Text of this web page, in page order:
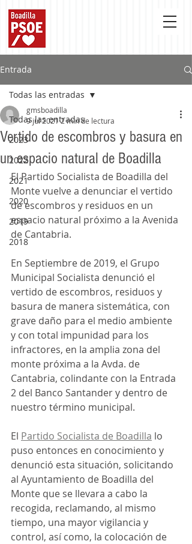
Entrada
Todas las entradas
2023
2022
2021
2020
2019
2018
Todas las entradas
Vertido de escombros y basura en
un espacio natural de Boadilla
gmsboadilla
9 jul 2021 2 min de lectura
El Partido Socialista de Boadilla del
Monte vuelve a denunciar el vertido
de escombros y residuos en un
espacio natural próximo a la Avenida
de Cantabria.
En Septiembre de 2019, el Grupo
Municipal Socialista denunció el
vertido de escombros, residuos y
basura de manera sistemática, con
grave daño para el medio ambiente
y con total impunidad para los
infractores, en la amplia zona del
monte próxima a la Avda. de
Cantabria, colindante con la Entrada
2 del Banco Santander y dentro de
nuestro término municipal.
El Partido Socialista de Boadilla lo
puso entonces en conocimiento y
denunció esta situación, solicitando
al Ayuntamiento de Boadilla del
Monte que se llevara a cabo la
recogida, reclamando, al mismo
tiempo, una mayor vigilancia y
control, así como, la colocación de